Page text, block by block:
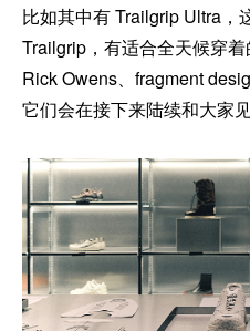
比如其中有 Trailgrip Ultra，
Trailgrip，有适合全天候穿
Rick Owens、fragment
它们会在接下来陆续和大家见